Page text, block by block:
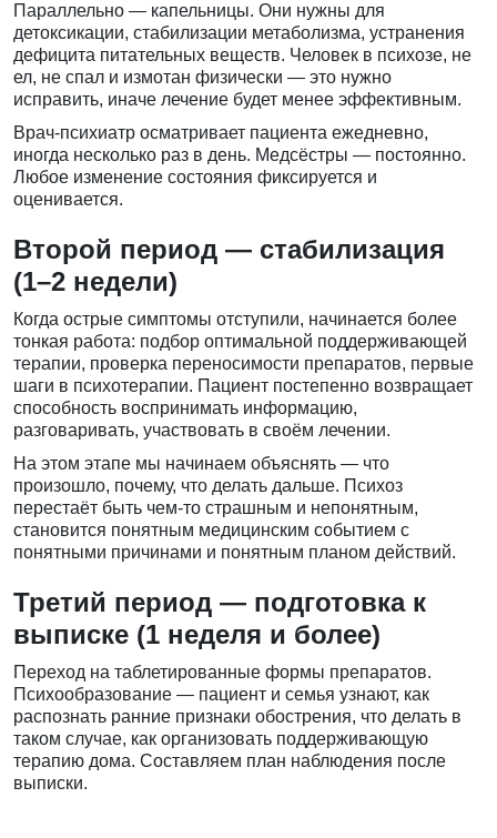
Параллельно — капельницы. Они нужны для
детоксикации, стабилизации метаболизма, устранения
дефицита питательных веществ. Человек в психозе, не
ел, не спал и измотан физически — это нужно
исправить, иначе лечение будет менее эффективным.
Врач-психиатр осматривает пациента ежедневно,
иногда несколько раз в день. Медсёстры — постоянно.
Любое изменение состояния фиксируется и
оценивается.
Второй период — стабилизация
(1–2 недели)
Когда острые симптомы отступили, начинается более
тонкая работа: подбор оптимальной поддерживающей
терапии, проверка переносимости препаратов, первые
шаги в психотерапии. Пациент постепенно возвращает
способность воспринимать информацию,
разговаривать, участвовать в своём лечении.
На этом этапе мы начинаем объяснять — что
произошло, почему, что делать дальше. Психоз
перестаёт быть чем-то страшным и непонятным,
становится понятным медицинским событием с
понятными причинами и понятным планом действий.
Третий период — подготовка к
выписке (1 неделя и более)
Переход на таблетированные формы препаратов.
Психообразование — пациент и семья узнают, как
распознать ранние признаки обострения, что делать в
таком случае, как организовать поддерживающую
терапию дома. Составляем план наблюдения после
выписки.